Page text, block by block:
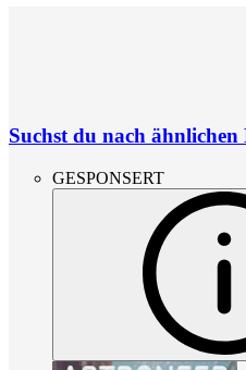
Suchst du nach
GESPONSERT